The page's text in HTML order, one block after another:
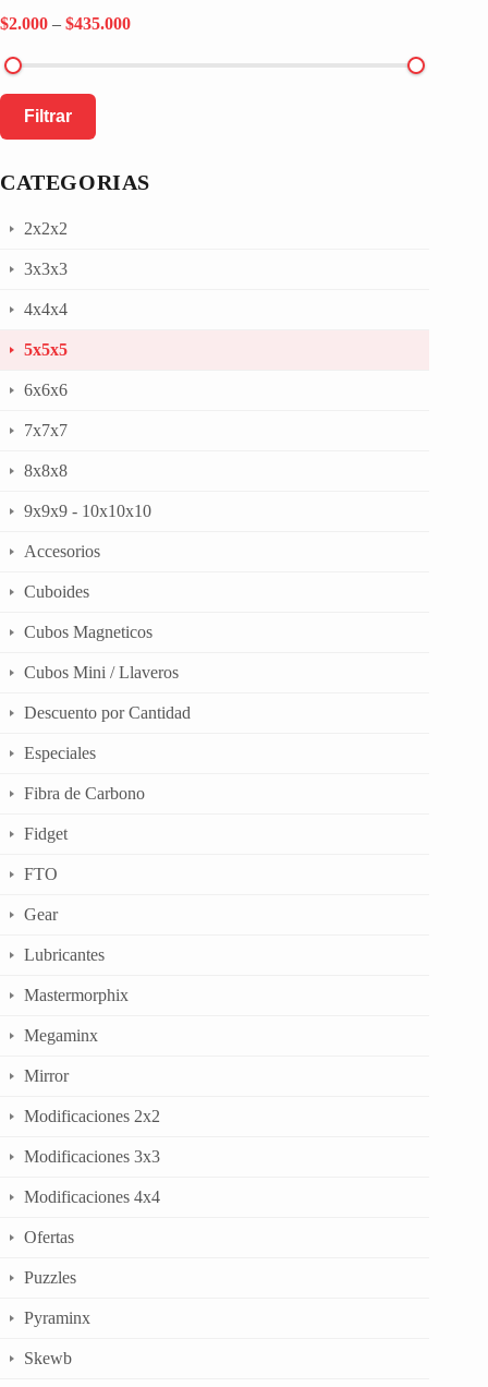
$2.000 – $435.000
Filtrar
CATEGORIAS
2x2x2
3x3x3
4x4x4
5x5x5
6x6x6
7x7x7
8x8x8
9x9x9 - 10x10x10
Accesorios
Cuboides
Cubos Magneticos
Cubos Mini / Llaveros
Descuento por Cantidad
Especiales
Fibra de Carbono
Fidget
FTO
Gear
Lubricantes
Mastermorphix
Megaminx
Mirror
Modificaciones 2x2
Modificaciones 3x3
Modificaciones 4x4
Ofertas
Puzzles
Pyraminx
Skewb